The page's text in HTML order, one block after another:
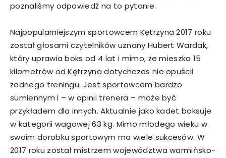
poznaliśmy odpowiedź na to pytanie.
Najpopularniejszym sportowcem Kętrzyna 2017 roku
został głosami czytelników uznany Hubert Wardak,
który uprawia boks od 4 lat i mimo, że mieszka 15
kilometrów od Kętrzyna dotychczas nie opuścił
żadnego treningu. Jest sportowcem bardzo
sumiennym i – w opinii trenera – może być
przykładem dla innych. Aktualnie jako kadet boksuje
w kategorii wagowej 63 kg. Mimo młodego wieku w
swoim dorobku sportowym ma wiele sukcesów. W
2017 roku został mistrzem województwa warmińsko-